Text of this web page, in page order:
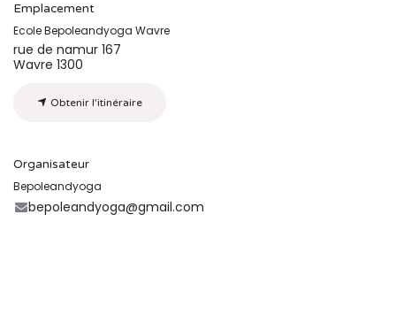
Emplacement
Ecole Bepoleandyoga Wavre
rue de namur 167
Wavre 1300
Obtenir l'itinéraire
Organisateur
Bepoleandyoga
bepoleandyoga@gmail.com